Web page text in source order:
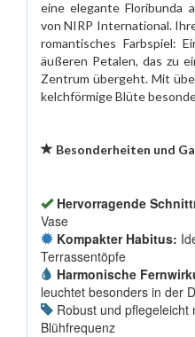
eine elegante Floribunda
von NIRP International.
romantisches Farbspiel:
äußeren Petalen, das zu
Zentrum übergeht. Mit
kelchförmige Blüte
Besonderheiten und
Hervorragende
Vase
Kompakter Habitus:
Terrassentöpfe
Harmonische
leuchtet besonders in der
Robust und pflegeleicht
Blühfrequenz